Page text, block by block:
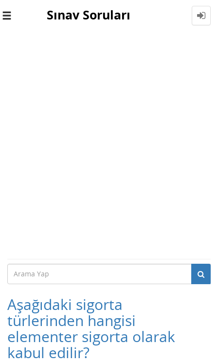
Toggle
Sınav Soruları
Aşağıdaki sigorta
türlerinden hangisi
elementer sigorta olarak
kabul edilir?